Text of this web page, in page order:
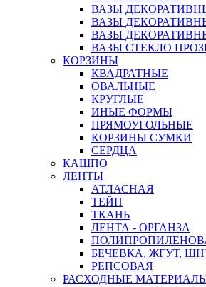
ВАЗЫ
ВАЗЫ
ВАЗЫ
ВАЗЫ СТЕКЛО
КОРЗИНЫ
КВАДРАТНЫЕ
ОВАЛЬНЫЕ
КРУГЛЫЕ
ИНЫЕ ФОРМЫ
ПРЯМОУГОЛЬНЫЕ
КОРЗИНЫ СУМКИ
СЕРДЦА
КАШПО
ЛЕНТЫ
АТЛАСНАЯ
ТЕЙП
ТКАНЬ
ЛЕНТА - ОРГАНЗА
БЕЧЕВКА, ЖГУТ,
РЕПСОВАЯ
РАСХОДНЫЕ